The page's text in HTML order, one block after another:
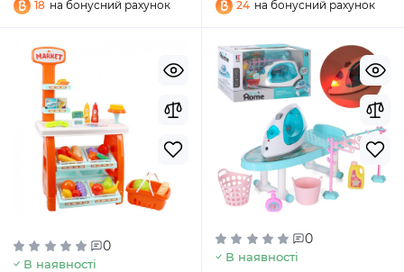
18 на бонусний рахунок 24 на бонусний рахунок
0
В наявності
0
В наявності